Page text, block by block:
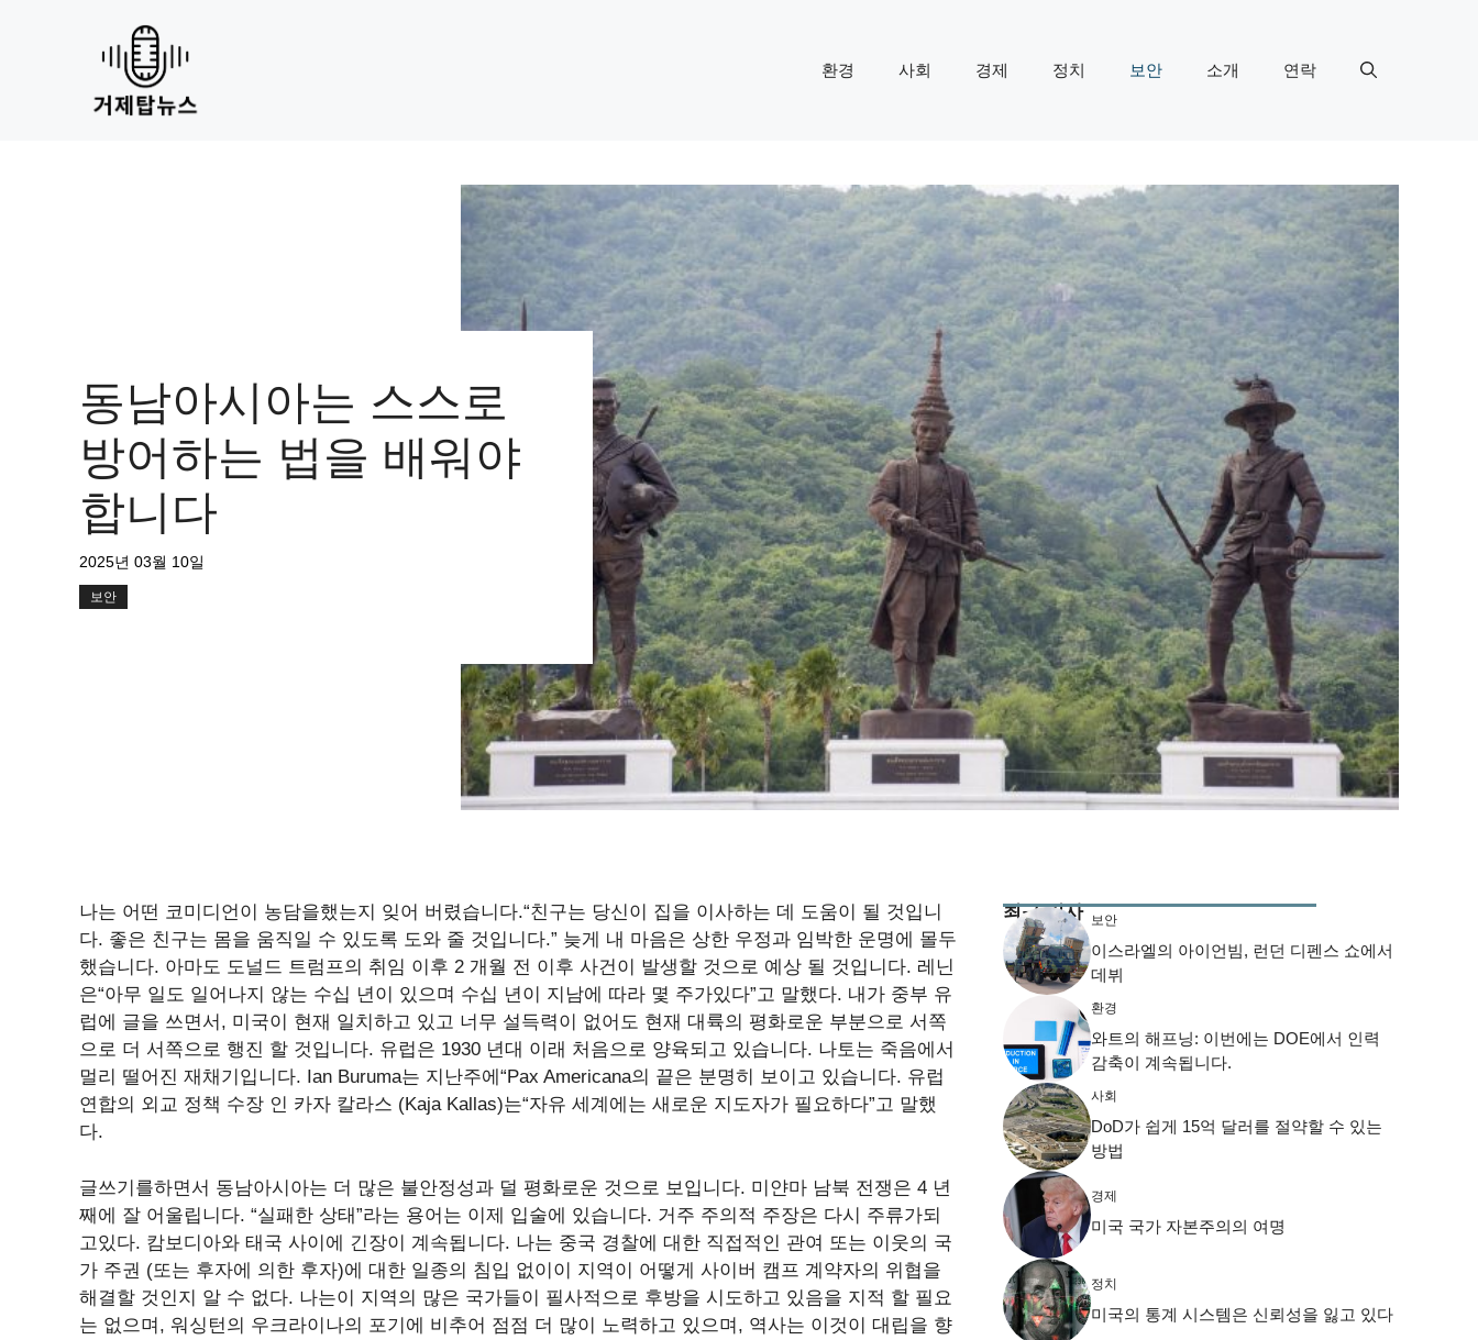
환경 사회 경제 정치 보안 소개 연락
동남아시아는 스스로
방어하는 법을 배워야
합니다
2025년 03월 10일
보안
나는 어떤 코미디언이 농담을했는지 잊어 버렸습니다.“친구는 당신이 집을 이사하는 데 도움이 될 것입니
다. 좋은 친구는 몸을 움직일 수 있도록 도와 줄 것입니다.” 늦게 내 마음은 상한 우정과 임박한 운명에 몰두
했습니다. 아마도 도널드 트럼프의 취임 이후 2 개월 전 이후 사건이 발생할 것으로 예상 될 것입니다. 레닌
은“아무 일도 일어나지 않는 수십 년이 있으며 수십 년이 지남에 따라 몇 주가있다”고 말했다. 내가 중부 유
럽에 글을 쓰면서, 미국이 현재 일치하고 있고 너무 설득력이 없어도 현재 대륙의 평화로운 부분으로 서쪽
으로 더 서쪽으로 행진 할 것입니다. 유럽은 1930 년대 이래 처음으로 양육되고 있습니다. 나토는 죽음에서
멀리 떨어진 재채기입니다. Ian Buruma는 지난주에“Pax Americana의 끝은 분명히 보이고 있습니다. 유럽 ​​
연합의 외교 정책 수장 인 카자 칼라스 (Kaja Kallas)는“자유 세계에는 새로운 지도자가 필요하다”고 말했
다.
글쓰기를하면서 동남아시아는 더 많은 불안정성과 덜 평화로운 것으로 보입니다. 미얀마 남북 전쟁은 4 년
째에 잘 어울립니다. “실패한 상태”라는 용어는 이제 입술에 있습니다. 거주 주의적 주장은 다시 주류가되
고있다. 캄보디아와 태국 사이에 긴장이 계속됩니다. 나는 중국 경찰에 대한 직접적인 관여 또는 이웃의 국
가 주권 (또는 후자에 의한 후자)에 대한 일종의 침입 없이이 지역이 어떻게 사이버 캠프 계약자의 위협을
해결할 것인지 알 수 없다. 나는이 지역의 많은 국가들이 필사적으로 후방을 시도하고 있음을 지적 할 필요
는 없으며, 워싱턴의 우크라이나의 포기에 비추어 점점 더 많이 노력하고 있으며, 역사는 이것이 대립을 향
최근 기사 보안
이스라엘의 아이언빔, 런던 디펜스 쇼에서
데뷔
환경
와트의 해프닝: 이번에는 DOE에서 인력
감축이 계속됩니다.
사회
DoD가 쉽게 15억 달러를 절약할 수 있는
방법
경제
미국 국가 자본주의의 여명
정치
미국의 통계 시스템은 신뢰성을 잃고 있다